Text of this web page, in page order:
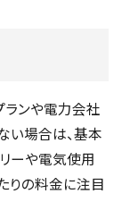
ランや電力会社
い場合は、基本
ーや電気使用
りの料金に注目